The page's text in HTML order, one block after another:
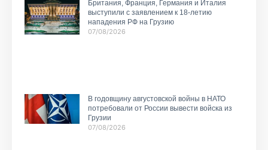
Британия, Франция, Германия и Италия
выступили с заявлением к 18-летию
нападения РФ на Грузию
07/08/2026
В годовщину августовской войны в НАТО
потребовали от России вывести войска из
Грузии
07/08/2026